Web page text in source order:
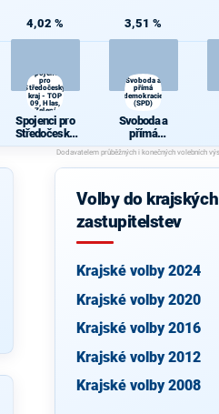
4,02 %
Spojenci
pro
Středočeský
kraj - TOP
09, Hlas,
Zelení
Spojenci pro
Středočeský
kraj - TOP 09,
Hlas, Zelení
3,51 %
Svoboda a
přímá
demokracie
(SPD)
Svoboda a
přímá
demokracie
(SPD)
Volby do krajských
zastupitelstev
Krajské volby 2024
Krajské volby 2020
Krajské volby 2016
Krajské volby 2012
Krajské volby 2008